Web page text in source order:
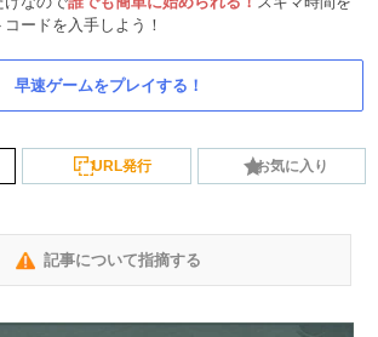
ードを入手しよう！
早速ゲームをプレイする！
URL発行 お気に入り
記事について指摘する